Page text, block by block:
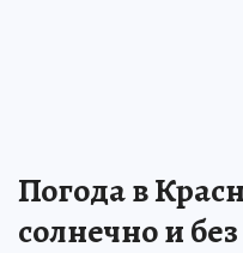
Погода в
солнечно и